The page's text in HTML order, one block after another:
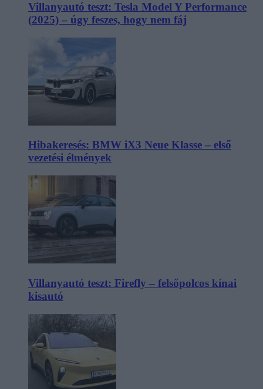
Villanyautó teszt: Tesla Model Y Performance
(2025) – úgy feszes, hogy nem fáj
Hibakeresés: BMW iX3 Neue Klasse – első
vezetési élmények
Villanyautó teszt: Firefly – felsőpolcos kínai
kisautó